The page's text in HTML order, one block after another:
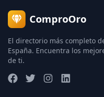
ComproOro
El directorio más completo
España. Encuentra los
de ti.